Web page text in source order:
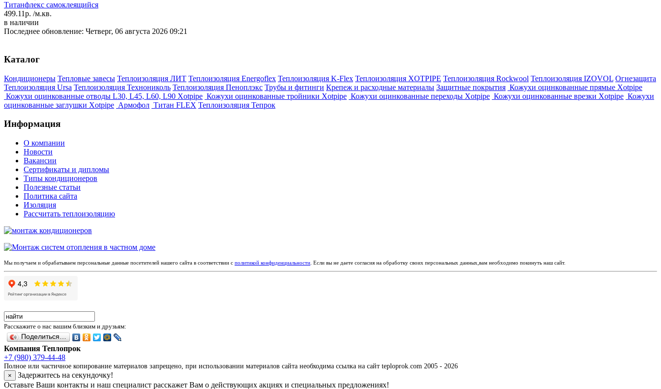
Титанфлекс самоклеящийся
499.11р. /м.кв.
в наличии
Последнее обновление: Четверг, 06 августа 2026 09:21
Каталог
Кондиционеры Тепловые завесы Теплоизоляция ЛИТ Теплоизоляция Energoflex Теплоизоляция K-Flex Теплоизоляция XOTPIPE Теплоизоляция Rockwool Теплоизоляция IZOVOL Огнезащита
Теплоизоляция Ursa Теплоизоляция Технониколь Теплоизоляция Пеноплэкс Трубы и фитинги Крепеж и расходные материалы Защитные покрытия Кожухи оцинкованные прямые Xotpipe
Кожухи оцинкованные отводы L30, L45, L60, L90 Xotpipe Кожухи оцинкованные тройники Xotpipe Кожухи оцинкованные переходы Xotpipe Кожухи оцинкованные врезки Xotpipe Кожухи
оцинкованные заглушки Xotpipe Армофол Титан FLEX Теплоизоляция Тепрок
Информация
О компании
Новости
Вакансии
Сертификаты и дипломы
Типы кондиционеров
Полезные статьи
Политика сайта
Изоляция
Рассчитать теплоизоляцию
Мы получаем и обрабатываем персональные данные посетителей нашего сайта в соответствии с политикой конфиденциальности . Если вы не даете согласия на обработку своих персональных данных,вам необходимо покинуть наш сайт.
Расскажите о нас вашим близким и друзьям:
Поделиться…
Компания Теплопрок
+7 (980) 379-44-48
Полное или частичное копирование материалов запрещено, при использовании материалов сайта необходима ссылка на сайт teploprok.com 2005 - 2026
×
Задержитесь на секундочку!
Оставьте Ваши контакты и наш специалист расскажет Вам о действующих акциях и специальных предложениях!